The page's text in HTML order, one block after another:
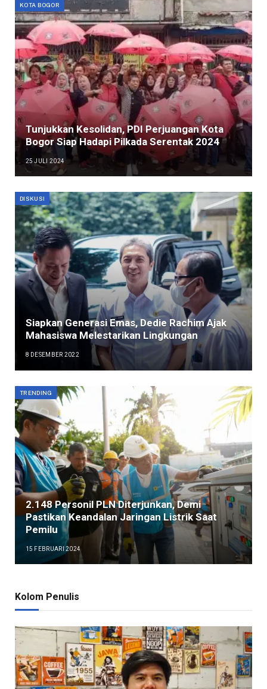
KOTA BOGOR
Tunjukkan Kesolidan, PDI Perjuangan Kota
Bogor Siap Hadapi Pilkada Serentak 2024
25 JULI 2024
DISKUSI
Siapkan Generasi Emas, Dedie Rachim Ajak
Mahasiswa Melestarikan Lingkungan
8 DESEMBER 2022
TRENDING
2.148 Personil PLN Diterjunkan, Demi
Pastikan Keandalan Jaringan Listrik Saat
Pemilu
15 FEBRUARI 2024
Kolom Penulis